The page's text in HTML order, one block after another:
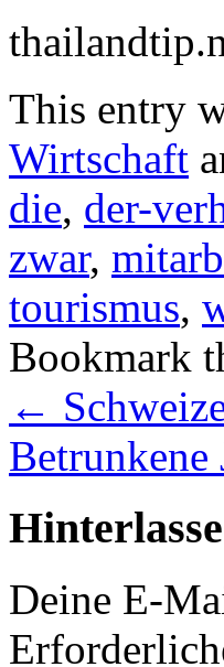
This entry
Wirtschaft
die, der-
zwar,
tourismus,
Bookmark
←
Deine E-